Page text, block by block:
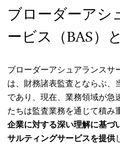
ブローダーアシ
ービス（BAS）
ブローダーアシュアランスサ
は、財務諸表監査とならぶ、
であり、現在、業務領域が急
たちは監査業務を通じて積み
企業に対する深い理解に基づ
サルティングサービスを提供